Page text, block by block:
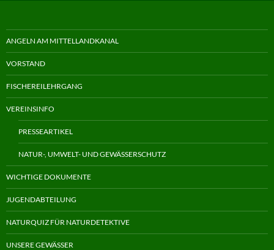
ANGELN AM MITTELLANDKANAL
VORSTAND
FISCHEREILEHRGANG
VEREINSINFO
PRESSEARTIKEL
NATUR-, UMWELT- UND GEWÄSSERSCHUTZ
WICHTIGE DOKUMENTE
JUGENDABTEILUNG
NATURQUIZ FÜR NATURDETEKTIVE
UNSERE GEWÄSSER